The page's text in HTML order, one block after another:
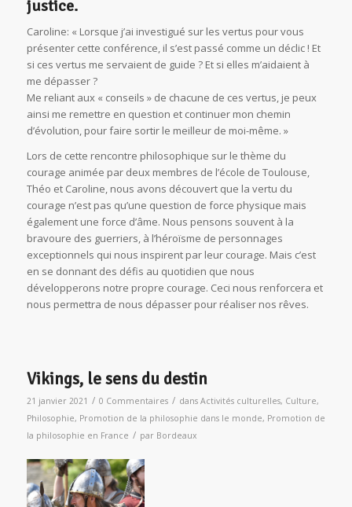
justice.
Caroline: « Lorsque j’ai investigué sur les vertus pour vous
présenter cette conférence, il s’est passé comme un déclic ! Et
si ces vertus me servaient de guide ? Et si elles m’aidaient à
me dépasser ?
Me reliant aux « conseils » de chacune de ces vertus, je peux
ainsi me remettre en question et continuer mon chemin
d’évolution, pour faire sortir le meilleur de moi-même. »
Lors de cette rencontre philosophique sur le thème du
courage animée par deux membres de l’école de Toulouse,
Théo et Caroline, nous avons découvert que la vertu du
courage n’est pas qu’une question de force physique mais
également une force d’âme. Nous pensons souvent à la
bravoure des guerriers, à l’héroïsme de personnages
exceptionnels qui nous inspirent par leur courage. Mais c’est
en se donnant des défis au quotidien que nous
développerons notre propre courage. Ceci nous renforcera et
nous permettra de nous dépasser pour réaliser nos rêves.
Vikings, le sens du destin
21 janvier 2021 / 0 Commentaires / dans Activités culturelles, Culture,
Philosophie, Promotion de la philosophie dans le monde, Promotion de
la philosophie en France / par Bordeaux